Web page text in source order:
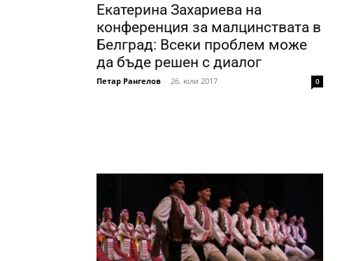
Екатерина Захариева на
конференция за малцинствата в
Белград: Всеки проблем може
да бъде решен с диалог
Петар Рангелов - 26. юли 2017 0